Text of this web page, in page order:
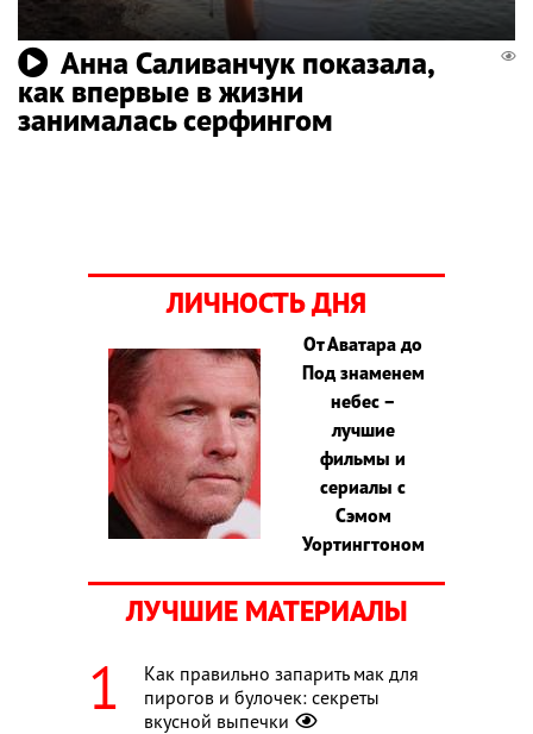
Анна Саливанчук показала,
как впервые в жизни
занималась серфингом
ЛИЧНОСТЬ ДНЯ
От Аватара до
Под знаменем
небес –
лучшие
фильмы и
сериалы с
Сэмом
Уортингтоном
ЛУЧШИЕ МАТЕРИАЛЫ
Как правильно запарить мак для
пирогов и булочек: секреты
вкусной выпечки